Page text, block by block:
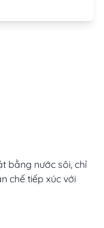
bằng nước sôi, chỉ
chế tiếp xúc với